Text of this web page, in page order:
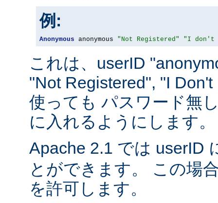
例:
Anonymous anonymous "Not Registered" "I don't
これは、userID
"Not Registered", "I
使っても パスワード無
に入れるようにします。
Apache 2.1 では userID
とができます。 この場
を許可します。